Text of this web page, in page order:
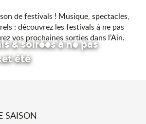
de festivals ! Musique, spectacles,
: découvrez les festivals à ne pas
vos prochaines sorties dans l’Ain.
& soirées à ne pas
été
SAISON